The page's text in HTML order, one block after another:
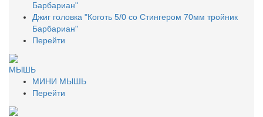
Барбариан"
Джиг головка "Коготь 5/0 со Стингером 70мм тройник
Барбариан"
Перейти
МЫШЬ
МИНИ МЫШЬ
Перейти